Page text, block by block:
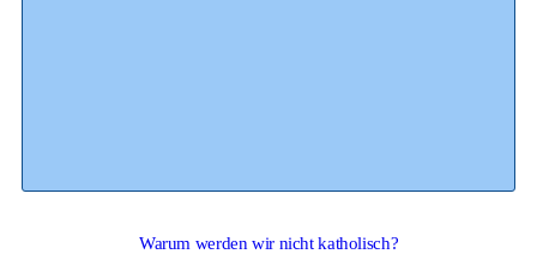
Warum werden wir nicht katholisch?